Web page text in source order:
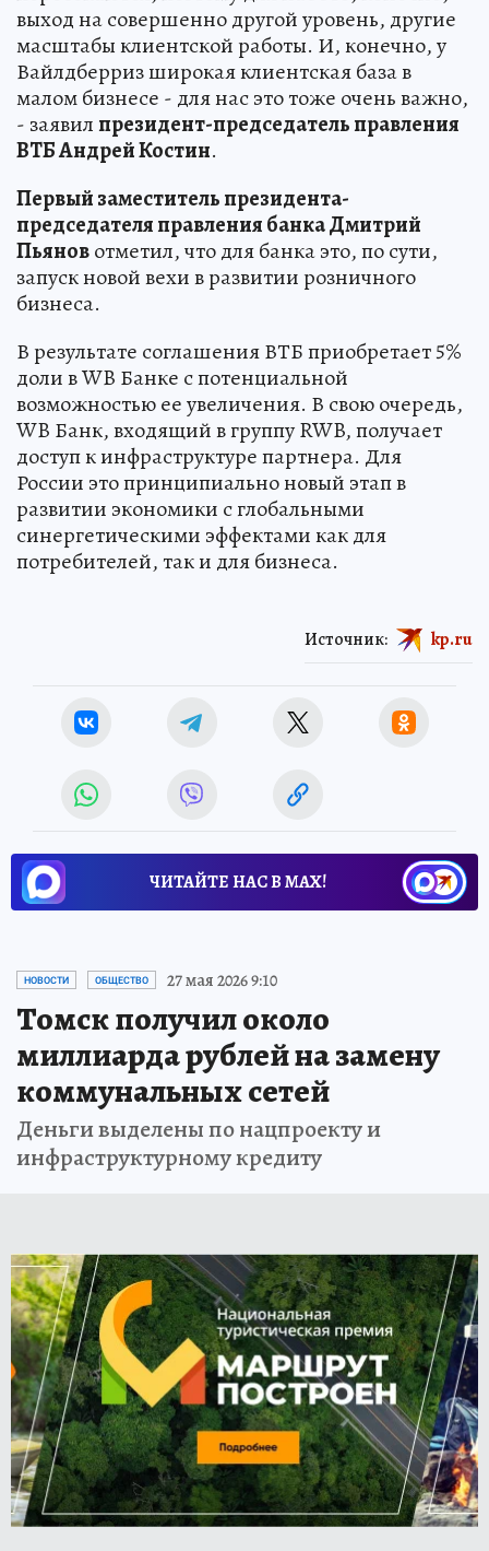
выход на совершенно другой уровень, другие
масштабы клиентской работы. И, конечно, у
Вайлдберриз широкая клиентская база в
малом бизнесе - для нас это тоже очень важно,
- заявилпрезидент-председатель правления
ВТБ Андрей Костин.
Первый заместитель президента-
председателя правления банка Дмитрий
Пьяновотметил, что для банка это, по сути,
запуск новой вехи в развитии розничного
бизнеса.
В результате соглашения ВТБ приобретает 5%
доли в WB Банке с потенциальной
возможностью ее увеличения. В свою очередь,
WB Банк, входящий в группу RWB, получает
доступ к инфраструктуре партнера. Для
России это принципиально новый этап в
развитии экономики с глобальными
синергетическими эффектами как для
потребителей, так и для бизнеса.
Источник: kp.ru
ЧИТАЙТЕ НАС В МАХ!
НОВОСТИ ОБЩЕСТВО 27 мая 2026 9:10
Томск получил около
миллиарда рублей на замену
коммунальных сетей
Деньги выделены по нацпроекту и
инфраструктурному кредиту